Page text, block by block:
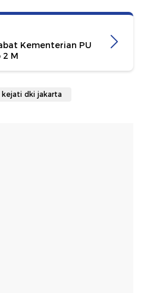
Kementerian PU
2 M
kejati dki jakarta